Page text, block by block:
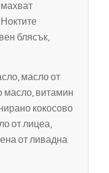
блясък,
масло от
масло, витамин
кокосово
от лицеа,
от ливадна